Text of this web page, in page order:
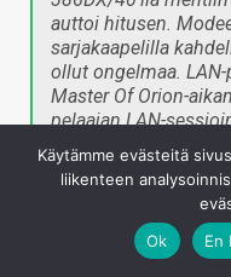
auttoi hitusen.
sarjakaapelilla
ollut ongelmaa.
Master Of Orion-
pelaajan LAN-
putkeen. Nuorena
Napsauta
Oli melkoinen wow
Käytämme evästeitä
liikenteen
Ok
En